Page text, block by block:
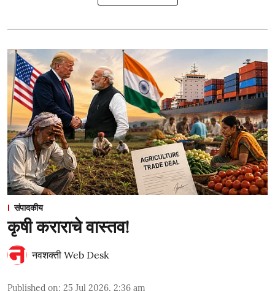
संपादकीय
कृषी कराराचे वास्तव!
नवशक्ती Web Desk
Published on: 25 Jul 2026, 2:36 am